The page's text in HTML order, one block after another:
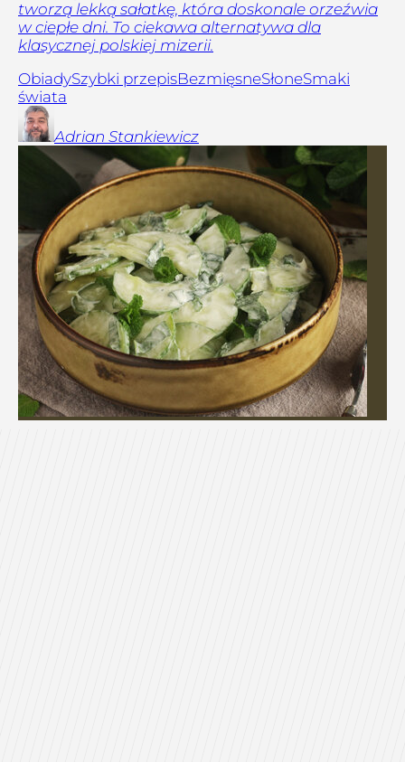
tworzą lekką sałatkę, która doskonale orzeźwia
w ciepłe dni. To ciekawa alternatywa dla
klasycznej polskiej mizerii.
ObiadySzybki przepisBezmięsneSłoneSmaki
świata
Adrian Stankiewicz